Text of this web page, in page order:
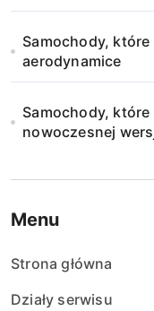
Samochody,
aerodynamice
Samochody,
nowoczesnej
Menu
Strona główna
Działy serwisu